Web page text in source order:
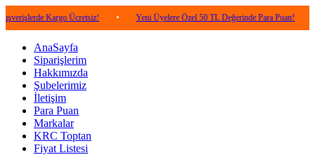
Kargo Ücretsiz! • Yeni Üyelere Özel 50 TL Değerinde Para Puan! •
AnaSayfa
Siparişlerim
Hakkımızda
Şubelerimiz
İletişim
Para Puan
Markalar
KRC Toptan
Fiyat Listesi